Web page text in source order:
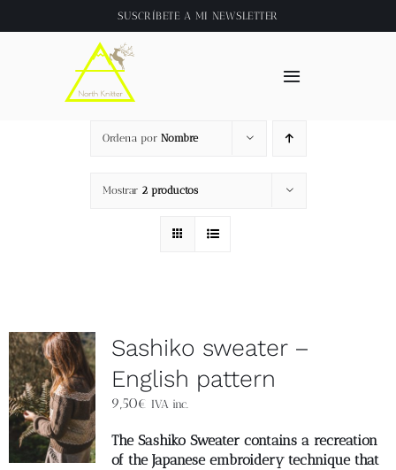
al
SUSCRÍBETE A MI NEWSLETTER
Toggle
Inicio
About
Tienda
Videos
Blog
Contacto
Ordena por Nombre
Mostrar 2 productos
Sashiko sweater –
English pattern
9,50€ IVA inc.
The Sashiko Sweater contains a recreation
of the Japanese embroidery technique that